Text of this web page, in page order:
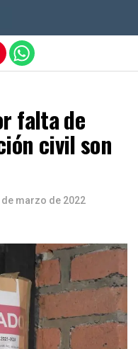
falta de
civil son
de marzo de 2022
móvil